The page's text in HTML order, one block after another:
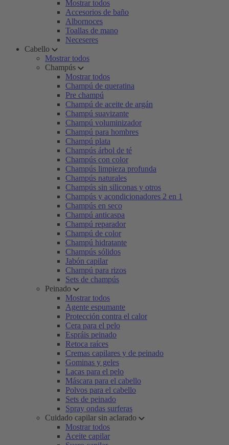
Mostrar todos
Accesorios de baño
Albornoces
Toallas de mano
Neceseres
Cabello
Mostrar todos
Champús
Mostrar todos
Champú de queratina
Pre champú
Champú de aceite de argán
Champú suavizante
Champú voluminizador
Champú para hombres
Champú plata
Champús árbol de té
Champús con color
Champús limpieza profunda
Champús naturales
Champús sin siliconas y otros
Champús y acondicionadores 2 en 1
Champús en seco
Champú anticaspa
Champú reparador
Champú de color
Champú hidratante
Champús sólidos
Jabón capilar
Champú para rizos
Sets de champús
Peinado
Mostrar todos
Agente espumante
Protección contra el calor
Cera para el pelo
Espráis peinado
Retoca raíces
Cremas capilares y de peinado
Gominas y geles
Lacas para el pelo
Máscara para el cabello
Polvos para el cabello
Sets de peinado
Spray ondas surferas
Cuidado capilar sin aclarado
Mostrar todos
Aceite capilar